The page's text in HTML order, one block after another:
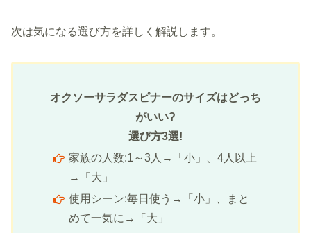
次は気になる選び方を詳しく解説します。
オクソーサラダスピナーのサイズはどっち
がいい?
選び方3選!
家族の人数:1～3人→「小」、4人以上
→「大」
使用シーン:毎日使う→「小」、まと
めて一気に→「大」